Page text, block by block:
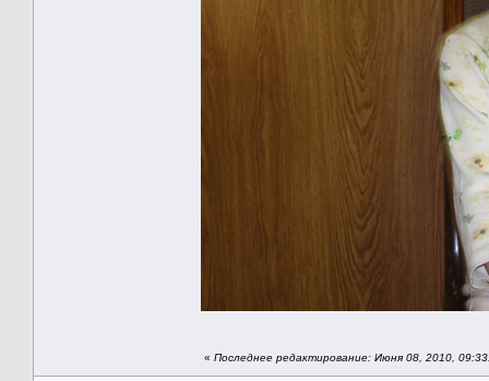
« Последнее редактирование: Июня 08, 2010,